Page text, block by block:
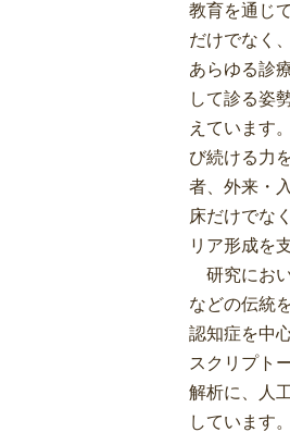
教育を通じ
だけでなく
あらゆる診
して診る姿
えています
び続ける力
者、外来・
床だけでな
リア形成を
研究にお
などの伝統
認知症を中
スクリプト
解析に、人
しています。